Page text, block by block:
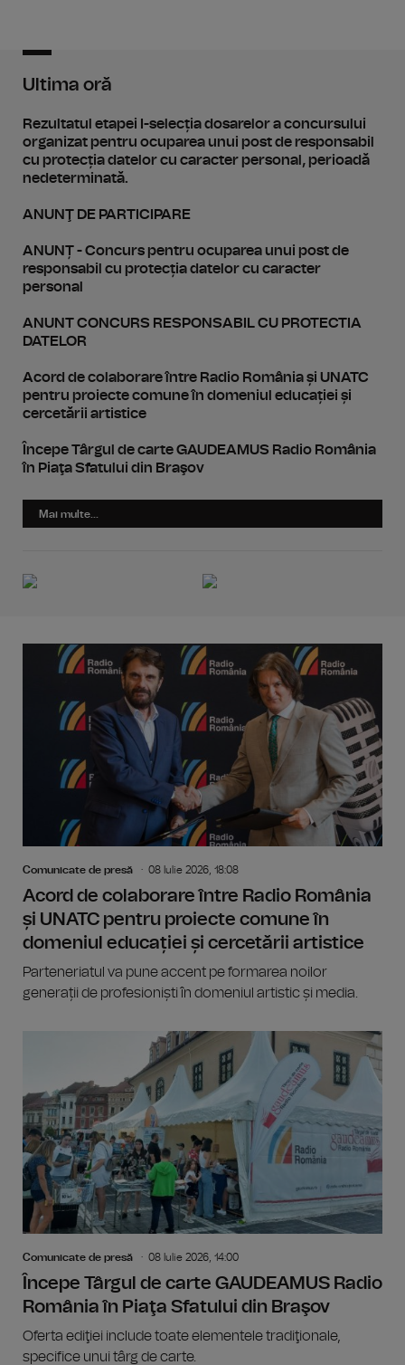
Ultima oră
Rezultatul etapei I-selecția dosarelor a concursului
organizat pentru ocuparea unui post de responsabil
cu protecția datelor cu caracter personal, perioadă
nedeterminată.
ANUNŢ DE PARTICIPARE
ANUNȚ - Concurs pentru ocuparea unui post de
responsabil cu protecția datelor cu caracter
personal
ANUNT CONCURS RESPONSABIL CU PROTECTIA
DATELOR
Acord de colaborare între Radio România și UNATC
pentru proiecte comune în domeniul educației și
cercetării artistice
Începe Târgul de carte GAUDEAMUS Radio România
în Piaţa Sfatului din Braşov
Mai multe...
Comunicate de presă 08 Iulie 2026, 18:08
Acord de colaborare între Radio România
și UNATC pentru proiecte comune în
domeniul educației și cercetării artistice
Parteneriatul va pune accent pe formarea noilor
generații de profesioniști în domeniul artistic și media.
Comunicate de presă 08 Iulie 2026, 14:00
Începe Târgul de carte GAUDEAMUS Radio
România în Piaţa Sfatului din Braşov
Oferta ediţiei include toate elementele tradiţionale,
specifice unui târg de carte.